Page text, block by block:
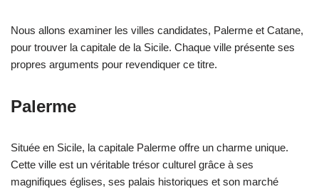
Nous allons examiner les villes candidates, Palerme et Catane,
pour trouver la capitale de la Sicile. Chaque ville présente ses
propres arguments pour revendiquer ce titre.
Palerme
Située en Sicile, la capitale Palerme offre un charme unique.
Cette ville est un véritable trésor culturel grâce à ses
magnifiques églises, ses palais historiques et son marché